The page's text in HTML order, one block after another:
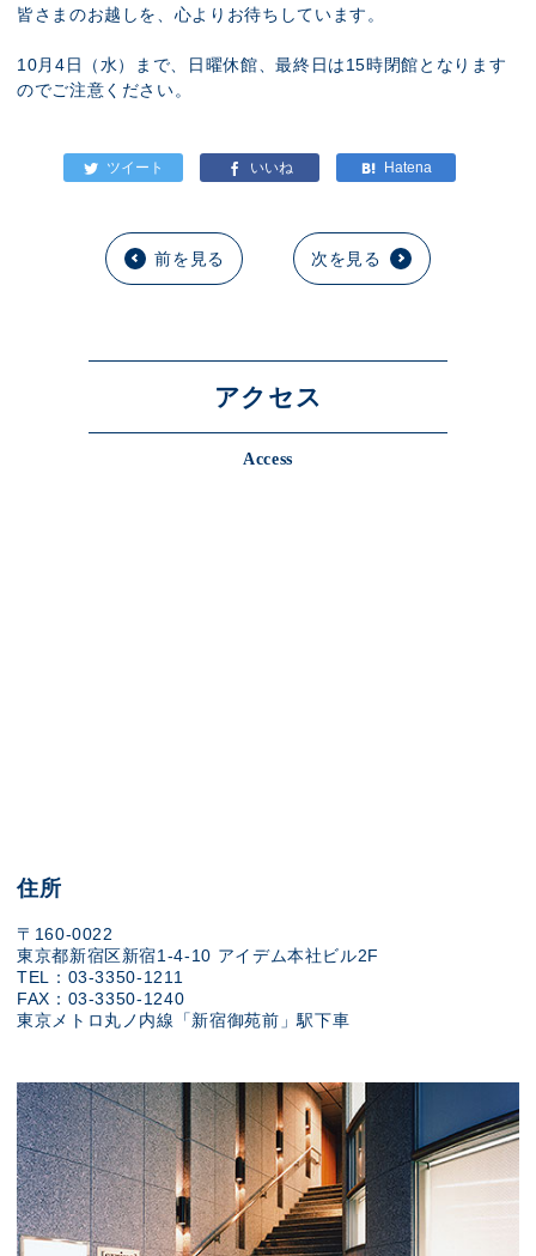
皆さまのお越しを、心よりお待ちしています。
10月4日（水）まで、日曜休館、最終日は15時閉館となります
のでご注意ください。
前を見る 次を見る
アクセス
Access
住所
〒160-0022
東京都新宿区新宿1-4-10 アイデム本社ビル2F
TEL：03-3350-1211
FAX：03-3350-1240
東京メトロ丸ノ内線「新宿御苑前」駅下車